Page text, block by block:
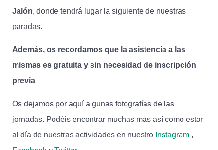
Jalón, donde tendrá lugar la siguiente de nuestras
paradas.
Además, os recordamos que la asistencia a las
mismas es gratuita y sin necesidad de inscripción
previa.
Os dejamos por aquí algunas fotografías de las
jornadas. Podéis encontrar muchas más así como estar
al día de nuestras actividades en nuestro Instagram ,